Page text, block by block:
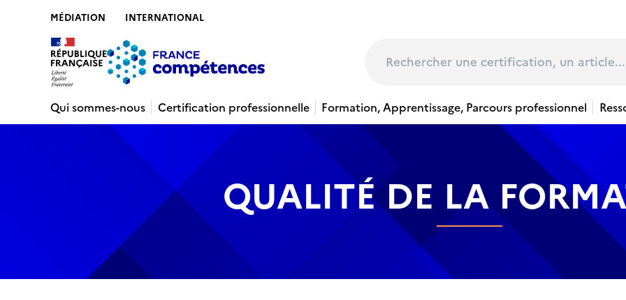
MÉDIATION INTERNATIONAL
Qui sommes-nous Certification professionnelle Formation, Apprentissage, Parcours professionnel
QUALITÉ DE LA